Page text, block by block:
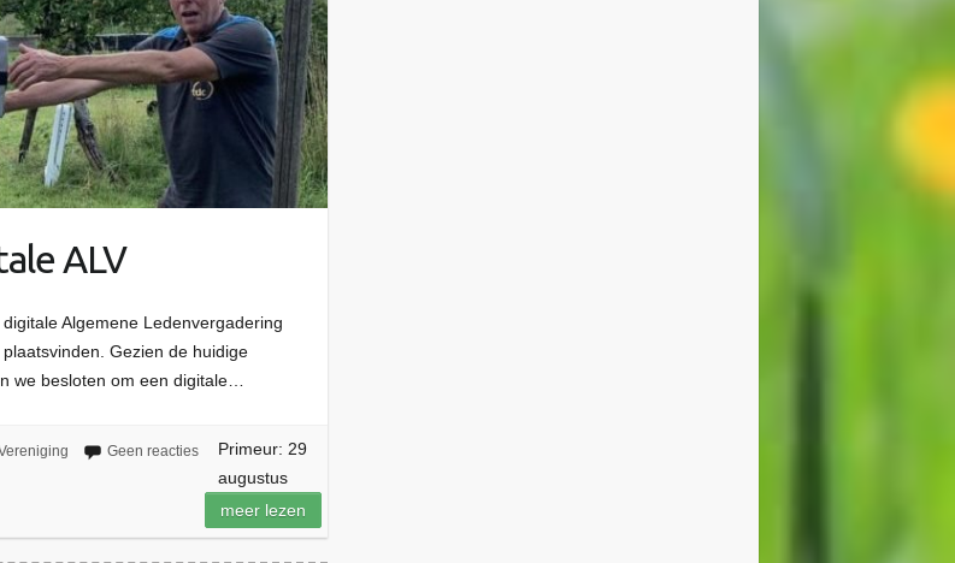
ALV
Algemene Ledenvergadering
Gezien de huidige
we besloten om een digitale…
Geen reacties
Primeur: 29
augustus
meer lezen